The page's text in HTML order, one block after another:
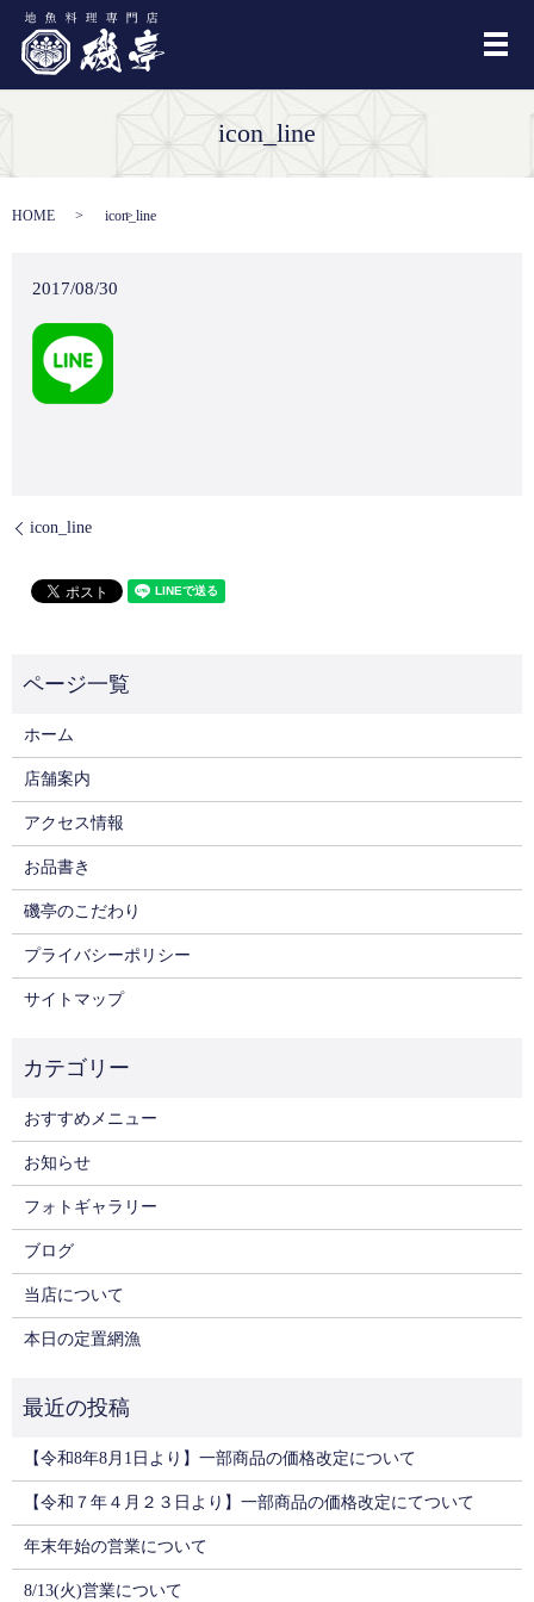
メ
icon_line
HOME icon_line
2017/08/30
icon_line
ホーム
店舗案内
アクセス情報
お品書き
磯亭のこだわり
プライバシーポリシー
サイトマップ
おすすめメニュー
お知らせ
フォトギャラリー
ブログ
当店について
本日の定置網漁
【令和8年8月1日より】一部商品の価格改定について
【令和７年４月２３日より】一部商品の価格改定にてついて
年末年始の営業について
8/13(火)営業について